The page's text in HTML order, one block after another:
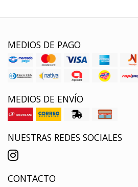
MEDIOS DE PAGO
MEDIOS DE ENVÍO
NUESTRAS REDES SOCIALES
CONTACTO